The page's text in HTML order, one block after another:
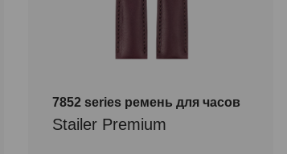
7852 series ремень для часов
Stailer Premium